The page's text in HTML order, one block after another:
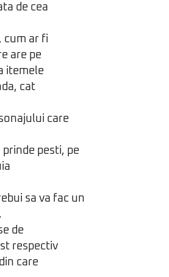
de cea
cum ar fi
are pe
itemele
cat
care
pesti, pe
sa va fac un
de
respectiv
care